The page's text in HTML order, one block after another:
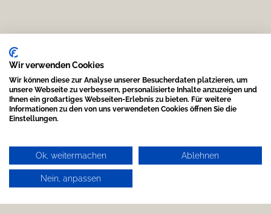
Wir verwenden Cookies
Wir können diese zur Analyse unserer Besucherdaten platzieren, um
unsere Webseite zu verbessern, personalisierte Inhalte anzuzeigen und
Ihnen ein großartiges Webseiten-Erlebnis zu bieten. Für weitere
Informationen zu den von uns verwendeten Cookies öffnen Sie die
Einstellungen.
Ok, weitermachen Ablehnen
Nein, anpassen